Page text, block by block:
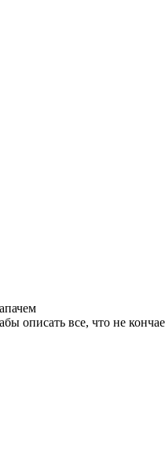
описать все, что не